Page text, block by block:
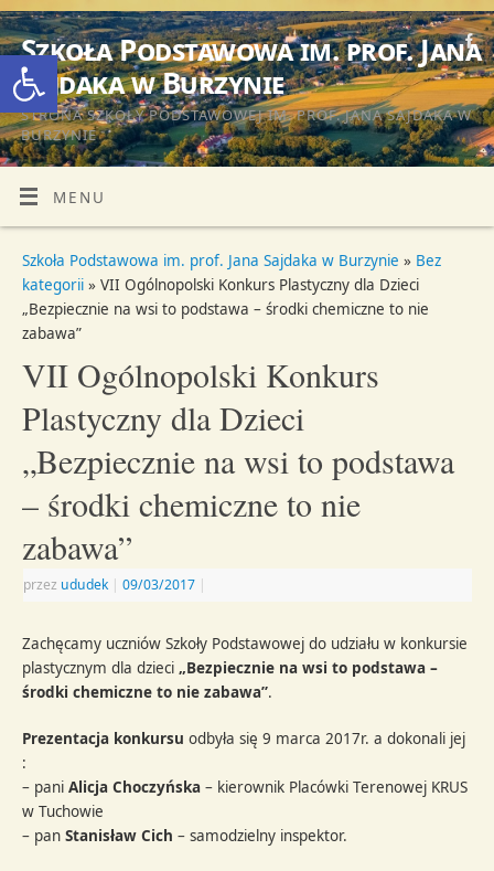
Otwórz pasek narzędzi
Szkoła Podstawowa im. prof. Jana
Sajdaka w Burzynie
STRONA SZKOŁY PODSTAWOWEJ IM. PROF. JANA SAJDAKA W
BURZYNIE
MENU
Szkoła Podstawowa im. prof. Jana Sajdaka w Burzynie » Bez
kategorii » VII Ogólnopolski Konkurs Plastyczny dla Dzieci
„Bezpiecznie na wsi to podstawa – środki chemiczne to nie
zabawa”
VII Ogólnopolski Konkurs
Plastyczny dla Dzieci
„Bezpiecznie na wsi to podstawa
– środki chemiczne to nie
zabawa”
przez ududek | 09/03/2017 |
Zachęcamy uczniów Szkoły Podstawowej do udziału w konkursie
plastycznym dla dzieci„Bezpiecznie na wsi to podstawa –
środki chemiczne to nie zabawa”.
Prezentacja konkursu odbyła się 9 marca 2017r. a dokonali jej
:
– paniAlicja Choczyńska – kierownik Placówki Terenowej KRUS
w Tuchowie
– panStanisław Cich – samodzielny inspektor.